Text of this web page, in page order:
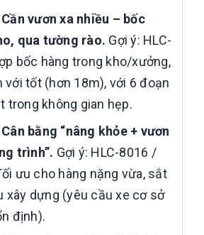
vươn xa nhiều – bốc
qua tường rào. Gợi ý: HLC-
bốc hàng trong kho/xưởng,
với tốt (hơn 18m), với 6 đoạn
trong không gian hẹp.
bằng “nâng khỏe + vươn
trình”. Gợi ý: HLC-8016 /
ưu cho hàng nặng vừa, sắt
xây dựng (yêu cầu xe cơ sở
định).